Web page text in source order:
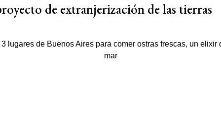
de extranjerización de las tierras